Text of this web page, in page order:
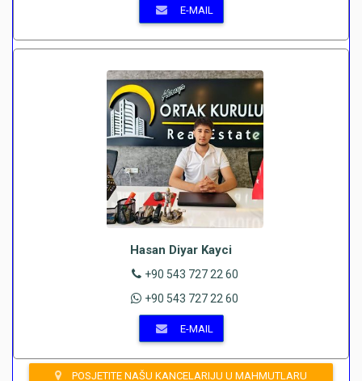
E-MAIL
Hasan Diyar Kayci
+90 543 727 22 60
+90 543 727 22 60
E-MAIL
POSJETITE NAŠU KANCELARIJU U MAHMUTLARU